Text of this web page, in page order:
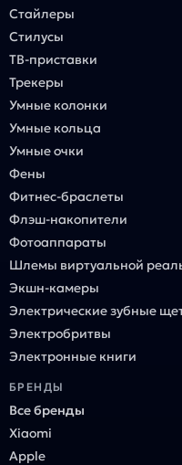
Стайлеры
Стилусы
ТВ-приставки
Трекеры
Умные колонки
Умные кольца
Умные очки
Фены
Фитнес-браслеты
Флэш-накопители
Фотоаппараты
Шлемы виртуальной
Экшн-камеры
Электрические зубные
Электробритвы
Электронные книги
БРЕНДЫ
Все бренды
Xiaomi
Apple